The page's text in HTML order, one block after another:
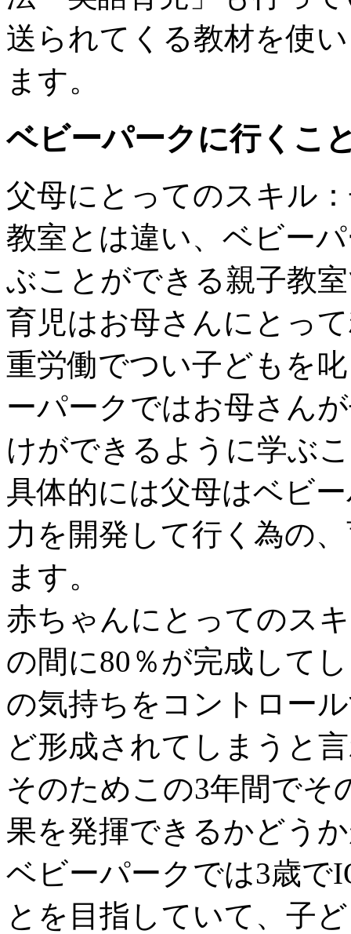
送られてくる教材を使
ます。
ベビーパークに行くこ
父母にとってのスキル
教室とは違い、ベビー
ぶことができる親子教
育児はお母さんにとっ
重労働でつい子どもを
ーパークではお母さん
けができるように学ぶ
具体的には父母はベビ
力を開発して行く為の
ます。
赤ちゃんにとってのス
の間に80％が完成して
の気持ちをコントロー
ど形成されてしまうと
そのためこの3年間でそ
果を発揮できるかどう
ベビーパークでは3歳で
とを目指していて、子